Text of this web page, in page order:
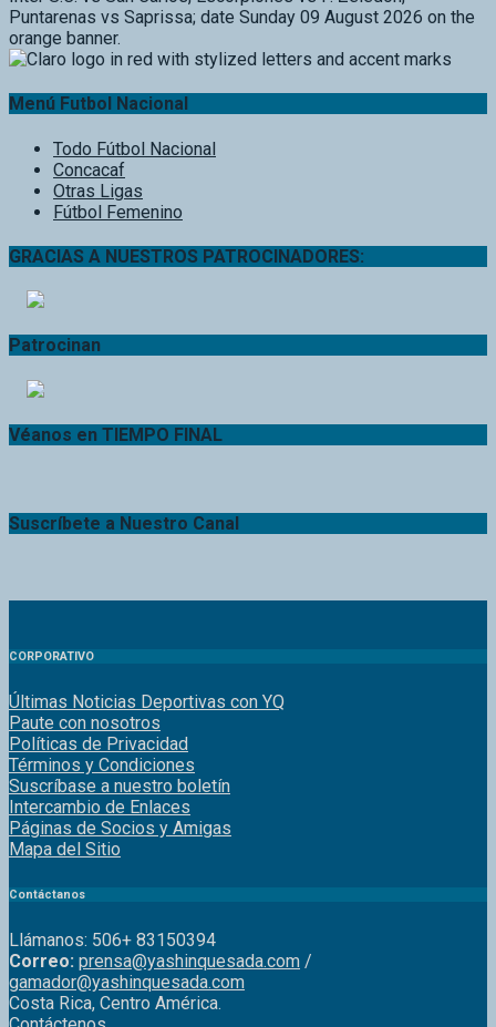
Menú Futbol Nacional
Todo Fútbol Nacional
Concacaf
Otras Ligas
Fútbol Femenino
GRACIAS A NUESTROS PATROCINADORES:
Patrocinan
Véanos en TIEMPO FINAL
Suscríbete a Nuestro Canal
Últimas Noticias Deportivas con YQ
Paute con nosotros
Políticas de Privacidad
Términos y Condiciones
Suscríbase a nuestro boletín
Intercambio de Enlaces
Páginas de Socios y Amigas
Mapa del Sitio
Llámanos: 506+ 83150394
Correo:prensa@yashinquesada.com
/
gamador@yashinquesada.com
Costa Rica, Centro América.
Contáctenos